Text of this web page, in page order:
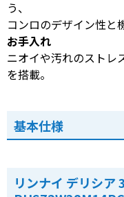
う、
コンロのデザイン性と
お手入れ
ニオイや汚れのストレ
を搭載。
基本仕様
リンナイ デリシア